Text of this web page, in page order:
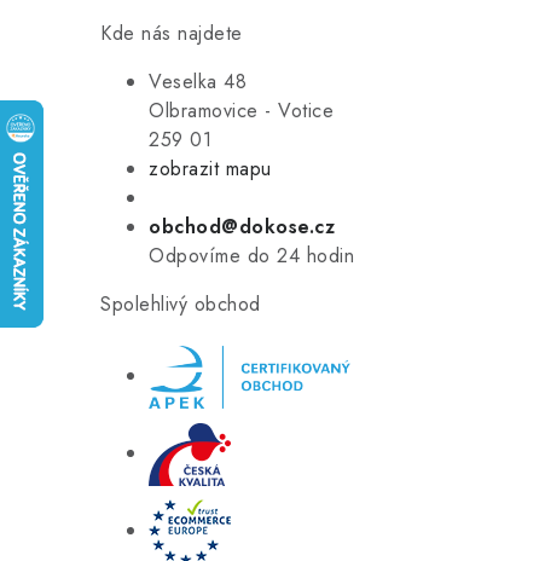
Kde nás najdete
Veselka 48
Olbramovice - Votice
259 01
zobrazit mapu
obchod@dokose.cz
Odpovíme do 24 hodin
Spolehlivý obchod